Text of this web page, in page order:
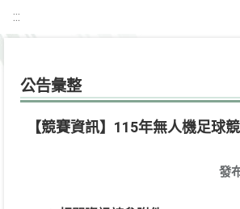
:::
公告彙整
【競賽資訊】115年無人機足球
發